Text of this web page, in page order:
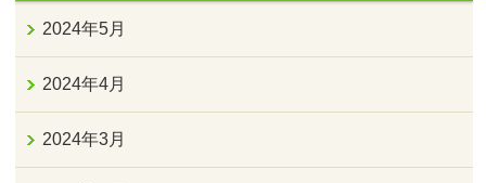
2024年5月
2024年4月
2024年3月